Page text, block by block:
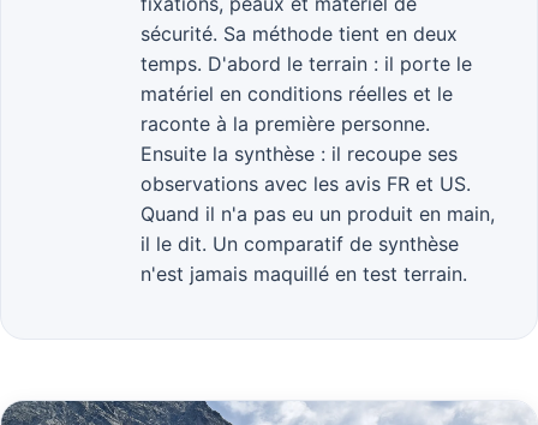
sécurité. Sa méthode tient en deux
temps. D'abord le terrain : il porte le
matériel en conditions réelles et le
raconte à la première personne.
Ensuite la synthèse : il recoupe ses
observations avec les avis FR et US.
Quand il n'a pas eu un produit en main,
il le dit. Un comparatif de synthèse
n'est jamais maquillé en test terrain.